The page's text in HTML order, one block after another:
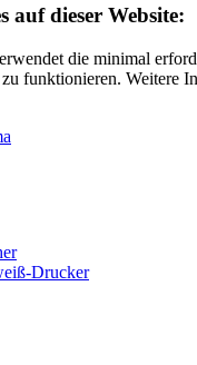
auf dieser Website:
die minimal
funktionieren. Weitere
Drucker